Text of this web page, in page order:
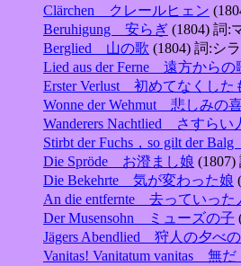
Clärchen クレールヒェン
Beruhigung 安らぎ (1804) 詞:
Berglied 山の歌 (1804) 詞:シ
Lied aus der Ferne 遠方からの
Erster Verlust 初めてなくした
Wonne der Wehmut 悲しみの
Wanderers Nachtlied さすらい
Stirbt der Fuchs，so gilt der
Die Spröde お澄まし娘 (1807)
Die Bekehrte 気が変わった娘
An die entfernte 去っていった
Der Musensohn ミューズの子
Jägers Abendlied 狩人の夕べ
Vanitas! Vanitatum vanitas 無